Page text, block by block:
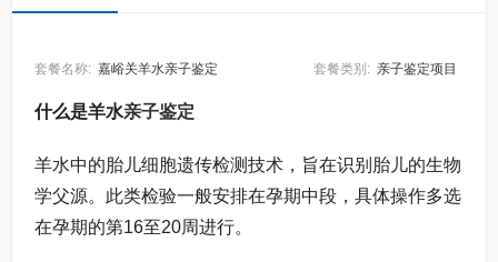
套餐名称: 嘉峪关羊水亲子鉴定 套餐类别: 亲子鉴定项目
什么是羊水亲子鉴定
羊水中的胎儿细胞遗传检测技术，旨在识别胎儿的生物
学父源。此类检验一般安排在孕期中段，具体操作多选
在孕期的第16至20周进行。